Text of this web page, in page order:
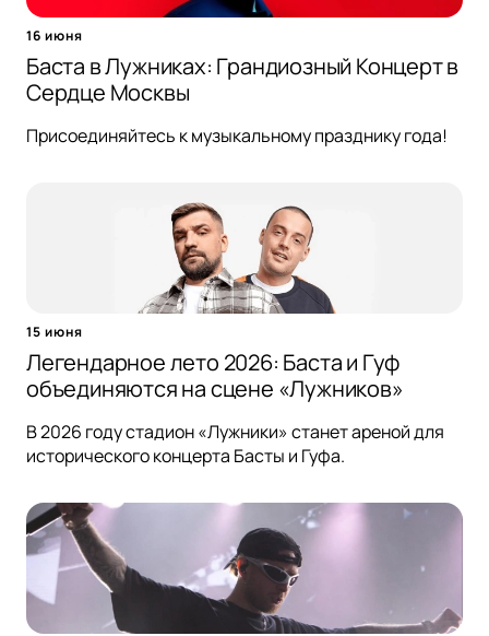
16 июня
Баста в Лужниках: Грандиозный Концерт в
Сердце Москвы
Присоединяйтесь к музыкальному празднику года!
15 июня
Легендарное лето 2026: Баста и Гуф
объединяются на сцене «Лужников»
В 2026 году стадион «Лужники» станет ареной для
исторического концерта Басты и Гуфа.